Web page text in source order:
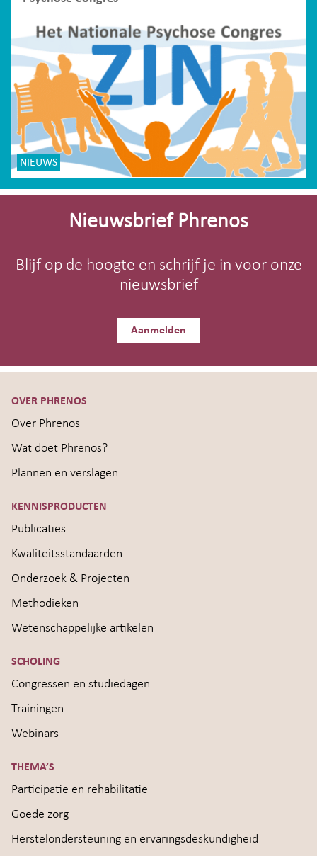
NIEUWS
Site-
Nieuwsbrief Phrenos
Blijf op de hoogte en schrijf je in voor onze
nieuwsbrief
Aanmelden
OVER PHRENOS
Over Phrenos
Wat doet Phrenos?
Plannen en verslagen
KENNISPRODUCTEN
Publicaties
Kwaliteitsstandaarden
Onderzoek & Projecten
Methodieken
Wetenschappelijke artikelen
SCHOLING
Congressen en studiedagen
Trainingen
Webinars
THEMA’S
Participatie en rehabilitatie
Goede zorg
Herstelondersteuning en ervaringsdeskundigheid